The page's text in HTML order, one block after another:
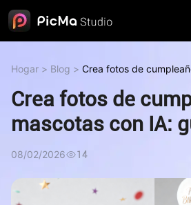
Hogar > Blog > Crea fotos de
Crea fotos de
mascotas con IA:
08/02/2026 14